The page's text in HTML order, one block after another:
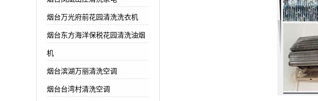
烟台万光府前花园清洗洗衣机
烟台东方海洋保税花园清洗油烟
机
烟台滨湖万丽清洗空调
烟台台湾村清洗空调